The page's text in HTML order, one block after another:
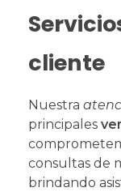
cliente
Nuestra
principales
consultas de
brindando